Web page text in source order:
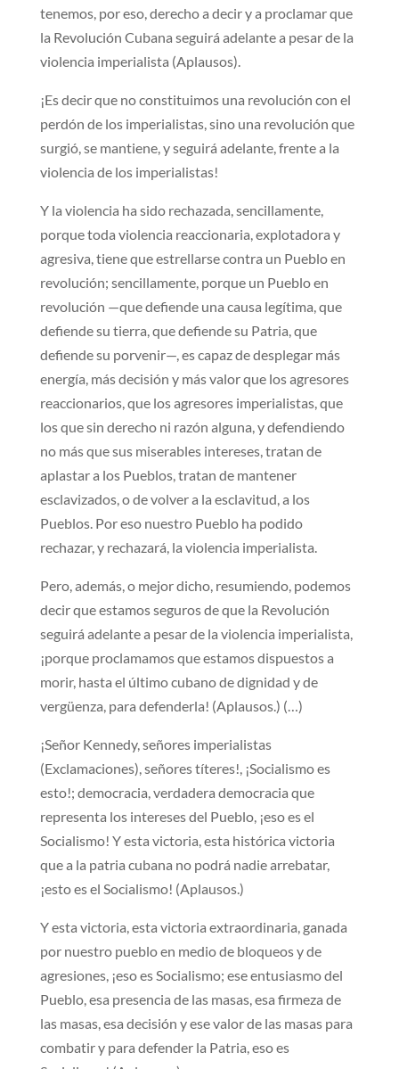
tenemos, por eso, derecho a decir y a proclamar que
la Revolución Cubana seguirá adelante a pesar de la
violencia imperialista (Aplausos).
¡Es decir que no constituimos una revolución con el
perdón de los imperialistas, sino una revolución que
surgió, se mantiene, y seguirá adelante, frente a la
violencia de los imperialistas!
Y la violencia ha sido rechazada, sencillamente,
porque toda violencia reaccionaria, explotadora y
agresiva, tiene que estrellarse contra un Pueblo en
revolución; sencillamente, porque un Pueblo en
revolución —que defiende una causa legítima, que
defiende su tierra, que defiende su Patria, que
defiende su porvenir—, es capaz de desplegar más
energía, más decisión y más valor que los agresores
reaccionarios, que los agresores imperialistas, que
los que sin derecho ni razón alguna, y defendiendo
no más que sus miserables intereses, tratan de
aplastar a los Pueblos, tratan de mantener
esclavizados, o de volver a la esclavitud, a los
Pueblos. Por eso nuestro Pueblo ha podido
rechazar, y rechazará, la violencia imperialista.
Pero, además, o mejor dicho, resumiendo, podemos
decir que estamos seguros de que la Revolución
seguirá adelante a pesar de la violencia imperialista,
¡porque proclamamos que estamos dispuestos a
morir, hasta el último cubano de dignidad y de
vergüenza, para defenderla! (Aplausos.) (…)
¡Señor Kennedy, señores imperialistas
(Exclamaciones), señores títeres!, ¡Socialismo es
esto!; democracia, verdadera democracia que
representa los intereses del Pueblo, ¡eso es el
Socialismo! Y esta victoria, esta histórica victoria
que a la patria cubana no podrá nadie arrebatar,
¡esto es el Socialismo! (Aplausos.)
Y esta victoria, esta victoria extraordinaria, ganada
por nuestro pueblo en medio de bloqueos y de
agresiones, ¡eso es Socialismo; ese entusiasmo del
Pueblo, esa presencia de las masas, esa firmeza de
las masas, esa decisión y ese valor de las masas para
combatir y para defender la Patria, eso es